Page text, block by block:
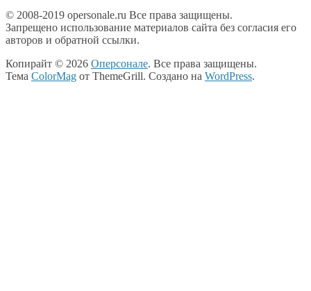
© 2008-2019 opersonale.ru Все права защищены.
Запрещено использование материалов сайта без согласия его
авторов и обратной ссылки.
Копирайт © 2026 Оперсонале. Все права защищены.
Тема ColorMag от ThemeGrill. Создано на WordPress.